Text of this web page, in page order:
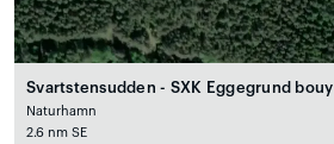
Svartstensudden - SXK Eggegrund bouy
Naturhamn
2.6 nm SE